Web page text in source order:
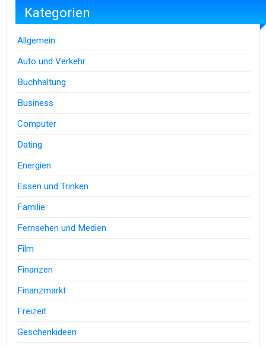
Kategorien
Allgemein
Auto und Verkehr
Buchhaltung
Business
Computer
Dating
Energien
Essen und Trinken
Familie
Fernsehen und Medien
Film
Finanzen
Finanzmarkt
Freizeit
Geschenkideen